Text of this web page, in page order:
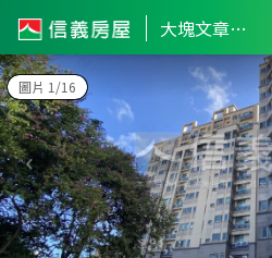
大塊文章甲區
圖片 1/16